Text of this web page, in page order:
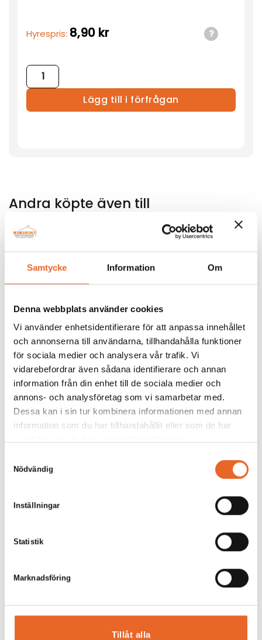
Samtycke Information Om
Denna webbplats använder cookies
Vi använder enhetsidentifierare för att anpassa innehållet
och annonserna till användarna, tillhandahålla funktioner
för sociala medier och analysera vår trafik. Vi
vidarebefordrar även sådana identifierare och annan
information från din enhet till de sociala medier och
annons- och analysföretag som vi samarbetar med.
Dessa kan i sin tur kombinera informationen med annan
information som du har tillhandahållit eller som de har
Nödvändig
Inställningar
Statistik
Marknadsföring
Tillåt alla
Hyrespris: 8,90 kr
Kaffekopp & fat Royal mängd
Lägg till i förfrågan
Andra köpte även till
Bildgalleri för denna produkt